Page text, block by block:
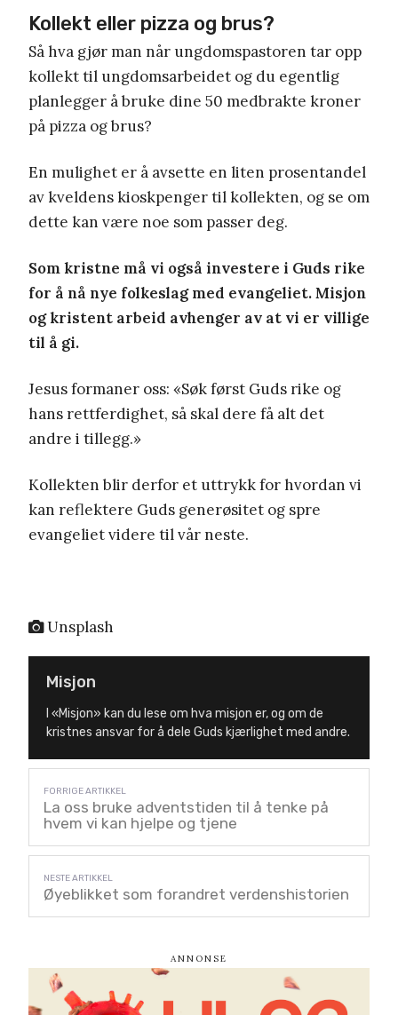
Kollekt eller pizza og brus?
Så hva gjør man når ungdomspastoren tar opp
kollekt til ungdomsarbeidet og du egentlig
planlegger å bruke dine 50 medbrakte kroner
på pizza og brus?
En mulighet er å avsette en liten prosentandel
av kveldens kioskpenger til kollekten, og se om
dette kan være noe som passer deg.
Som kristne må vi også investere i Guds rike
for å nå nye folkeslag med evangeliet. Misjon
og kristent arbeid avhenger av at vi er villige
til å gi.
Jesus formaner oss: «Søk først Guds rike og
hans rettferdighet, så skal dere få alt det
andre i tillegg.»
Kollekten blir derfor et uttrykk for hvordan vi
kan reflektere Guds generøsitet og spre
evangeliet videre til vår neste.
Unsplash
Misjon
I «Misjon» kan du lese om hva misjon er, og om de
kristnes ansvar for å dele Guds kjærlighet med andre.
La oss bruke adventstiden til å tenke på
hvem vi kan hjelpe og tjene
Øyeblikket som forandret verdenshistorien